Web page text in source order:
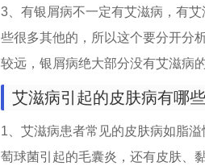
3、有银屑病不一定有艾滋病，有
些很多其他的，所以这个要分开分
较远，银屑病绝大部分没有艾滋病
艾滋病引起的皮肤病有哪些
1、艾滋病患者常见的皮肤病如脂
萄球菌引起的毛囊炎，还有皮肤、